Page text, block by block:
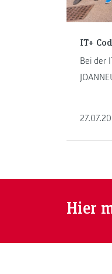
IT+
Bei der
Hier